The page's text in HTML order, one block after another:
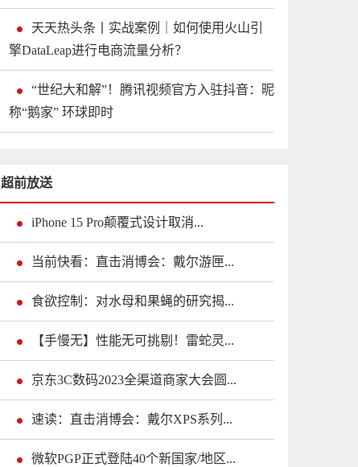
天天热头条丨实战案例｜如何使用火山引
擎DataLeap进行电商流量分析？
“世纪大和解”！腾讯视频官方入驻抖音：昵
称“鹅家” 环球即时
超前放送
iPhone 15 Pro颠覆式设计取消...
当前快看：直击消博会：戴尔游匣...
食欲控制：对水母和果蝇的研究揭...
【手慢无】性能无可挑剔！雷蛇灵...
京东3C数码2023全渠道商家大会圆...
速读：直击消博会：戴尔XPS系列...
微软PGP正式登陆40个新国家/地区...